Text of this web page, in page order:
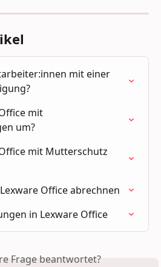
mit einer
mit
um?
mit Mutterschutz
Office abrechnen
in Lexware Office
Frage beantwortet?